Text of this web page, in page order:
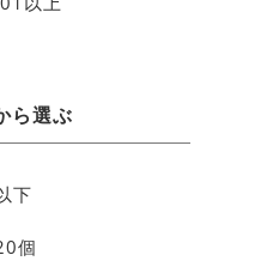
ら選ぶ
下
個